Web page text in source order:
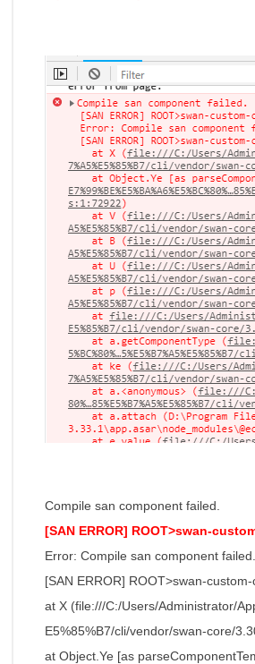
Compile san component failed.
[SAN ERROR] ROOT>swan-
Error: Compile san component failed.
[SAN ERROR] ROOT>swan-
at X (file:///C:/Users/Administrator/
E5%85%B7/cli/vendor/swan-core/
at Object.Ye [as